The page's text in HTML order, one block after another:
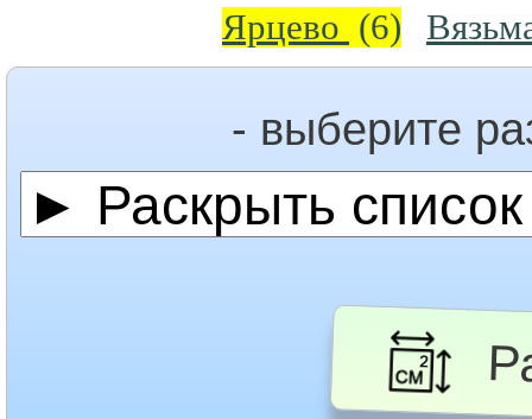
Ярцево (6)
- выберите